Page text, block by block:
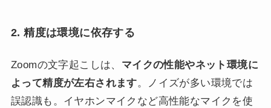
2. 精度は環境に依存する
Zoomの文字起こしは、 マイクの性能やネット環境に
よって精度が左右されます。ノイズが多い環境では
誤認識も。イヤホンマイクなど高性能なマイクを使